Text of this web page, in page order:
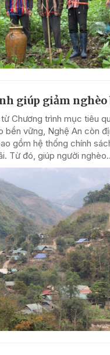
giúp giảm nghèo
Chương trình mục tiêu
bền vững, Nghệ An còn
gồm hệ thống chính
Từ đó, giúp người